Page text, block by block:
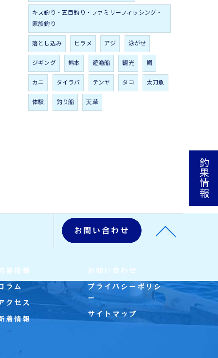
キス釣り・五目釣り・ファミリーフィッシング・
家族釣り
落とし込み ヒラメ アジ 泳がせ
ジギング 熊本 遊漁船 観光 鯛
カニ タイラバ テンヤ タコ 太刀魚
体験 釣り船 天草
釣果情報
お問い合わせ
果情報
ラム
クセス
着情報
お問い合わせ
プライバシーポリシ
ー
サイトマップ